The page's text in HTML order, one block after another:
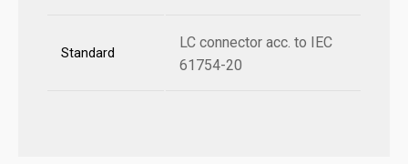
Standard
LC connector acc. to IEC
61754-20